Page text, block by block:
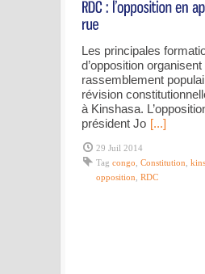
Les principales
d’opposition organisent
rassemblement
révision
à Kinshasa.
président Jo [...]
29 Juil 2014
Tag congo Constitution
opposition RDC